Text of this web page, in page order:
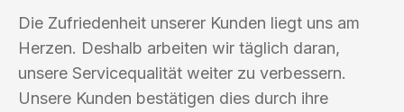
Die Zufriedenheit unserer Kunden liegt uns am
Herzen. Deshalb arbeiten wir täglich daran,
unsere Servicequalität weiter zu verbessern.
Unsere Kunden bestätigen dies durch ihre